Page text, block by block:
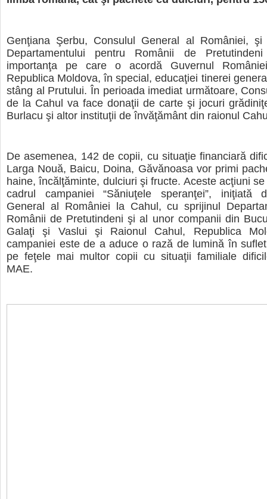
Genţiana Şerbu, Consulul General al României, şi
Departamentului pentru Românii de
importanţa pe care o acordă Guvernul
Republica Moldova, în special, educaţiei tinerei
stâng al Prutului. În perioada imediat următoare,
de la Cahul va face donaţii de carte şi jocuri
Burlacu şi altor instituţii de învăţământ din raionul
De asemenea, 142 de copii, cu situaţie financiară
Larga Nouă, Baicu, Doina, Găvănoasa vor primi
haine, încălţăminte, dulciuri şi fructe. Aceste acţiuni
cadrul campaniei “Săniuţele speranţei”, iniţiată
General al României la Cahul, cu sprijinul
Românii de Pretutindeni şi al unor companii din
Galaţi şi Vaslui şi Raionul Cahul, Republica
campaniei este de a aduce o rază de lumină în
pe feţele mai multor copii cu situaţii familiale
MAE.